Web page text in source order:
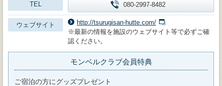
TEL 080-2997-8482
ウェブサイト
http://tsurugisan-hutte.com/
※最新の情報を施設のウェブサイト等で必ずご確
認ください。
モンベルクラブ会員特典
ご宿泊の方にグッズプレゼント